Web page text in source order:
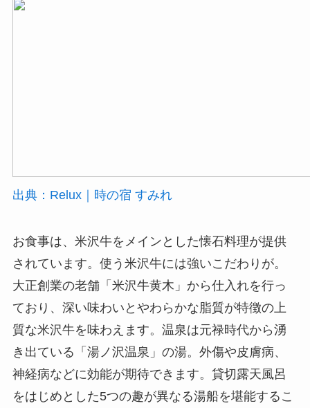
出典：Relux｜時の宿 すみれ
お食事は、米沢牛をメインとした懐石料理が提供
されています。使う米沢牛には強いこだわりが。
大正創業の老舗「米沢牛黄木」から仕入れを行っ
ており、深い味わいとやわらかな脂質が特徴の上
質な米沢牛を味わえます。温泉は元禄時代から湧
き出ている「湯ノ沢温泉」の湯。外傷や皮膚病、
神経病などに効能が期待できます。貸切露天風呂
をはじめとした5つの趣が異なる湯船を堪能するこ